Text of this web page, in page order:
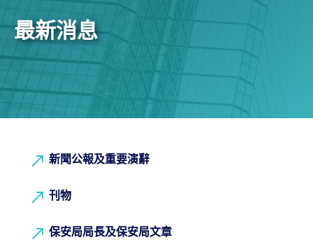
最新消息
新聞公報及重要演辭
刊物
保安局局長及保安局文章